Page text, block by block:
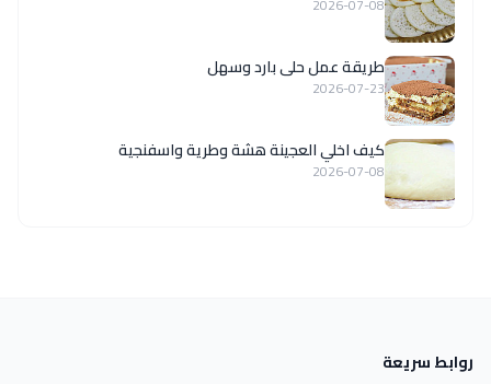
طريقة عمل حلى بارد وسهل
2026-07-23
كيف اخلي العجينة هشة وطرية واسفنجية
2026-07-08
روابط سريعة